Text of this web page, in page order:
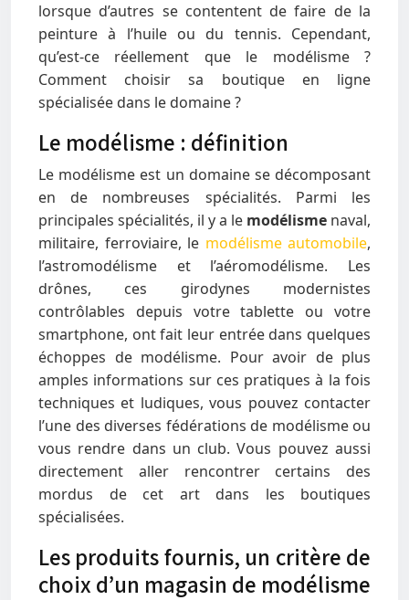
lorsque d’autres se contentent de faire de la
peinture à l’huile ou du tennis. Cependant,
qu’est-ce réellement que le modélisme ?
Comment choisir sa boutique en ligne
spécialisée dans le domaine ?
Le modélisme : définition
Le modélisme est un domaine se décomposant
en de nombreuses spécialités. Parmi les
principales spécialités, il y a le modélisme naval,
militaire, ferroviaire, le modélisme automobile,
l’astromodélisme et l’aéromodélisme. Les
drônes, ces girodynes modernistes
contrôlables depuis votre tablette ou votre
smartphone, ont fait leur entrée dans quelques
échoppes de modélisme. Pour avoir de plus
amples informations sur ces pratiques à la fois
techniques et ludiques, vous pouvez contacter
l’une des diverses fédérations de modélisme ou
vous rendre dans un club. Vous pouvez aussi
directement aller rencontrer certains des
mordus de cet art dans les boutiques
spécialisées.
Les produits fournis, un critère de
choix d’un magasin de modélisme